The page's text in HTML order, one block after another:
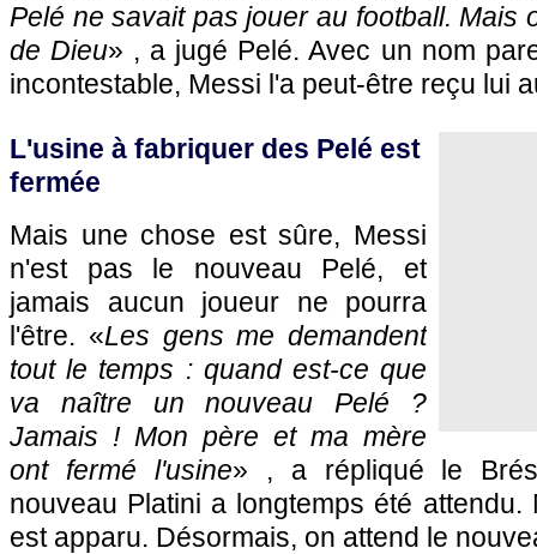
Pelé ne savait pas jouer au football. Mais
de Dieu» , a jugé Pelé. Avec un nom
incontestable, Messi l'a peut-être reçu lui
L'usine à fabriquer des Pelé est
fermée
Mais une chose est sûre, Messi
n'est pas le nouveau Pelé, et
jamais aucun joueur ne pourra
l'être. «Les gens me demandent
tout le temps : quand est-ce que
va naître un nouveau Pelé ?
Jamais ! Mon père et ma mère
ont fermé l'usine» , a répliqué le
nouveau Platini a longtemps été attendu.
est apparu. Désormais, on attend le